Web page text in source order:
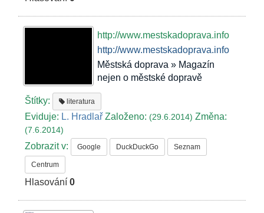
http://www.mestskadoprava.info
http://www.mestskadoprava.info
Městská doprava » Magazín
nejen o městské dopravě
Štítky: literatura
Eviduje: L. Hradlař Založeno:(29.6.2014)Změna:
(7.6.2014)
Zobrazit v: Google DuckDuckGo Seznam
Centrum
Hlasování0